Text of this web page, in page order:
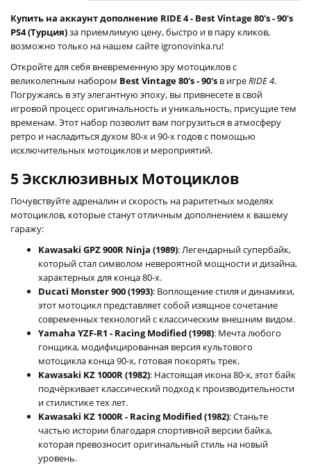
Купить на аккаунт дополнение RIDE 4 - Best Vintage 80's - 90's
PS4 (Турция)за приемлимую цену, быстро и в пару кликов,
возможно только на нашем сайте igronovinka.ru!
Откройте для себя вневременную эру мотоциклов с
великолепным набором Best Vintage 80's - 90's в игреRIDE 4.
Погружаясь в эту элегантную эпоху, вы привнесете в свой
игровой процесс оригинальность и уникальность, присущие тем
временам. Этот набор позволит вам погрузиться в атмосферу
ретро и насладиться духом 80-х и 90-х годов с помощью
исключительных мотоциклов и мероприятий.
5 Эксклюзивных Мотоциклов
Почувствуйте адреналин и скорость на раритетных моделях
мотоциклов, которые станут отличным дополнением к вашему
гаражу:
Kawasaki GPZ 900R Ninja (1989): Легендарный супербайк,
который стал символом невероятной мощности и дизайна,
характерных для конца 80-х.
Ducati Monster 900 (1993): Воплощение стиля и динамики,
этот мотоцикл представляет собой изящное сочетание
современных технологий с классическим внешним видом.
Yamaha YZF-R1 - Racing Modified (1998): Мечта любого
гонщика, модифицированная версия культового
мотоцикла конца 90-х, готовая покорять трек.
Kawasaki KZ 1000R (1982): Настоящая икона 80-х, этот байк
подчёркивает классический подход к производительности
и стилистике тех лет.
Kawasaki KZ 1000R - Racing Modified (1982): Станьте
частью истории благодаря спортивной версии байка,
которая превозносит оригинальный стиль на новый
уровень.